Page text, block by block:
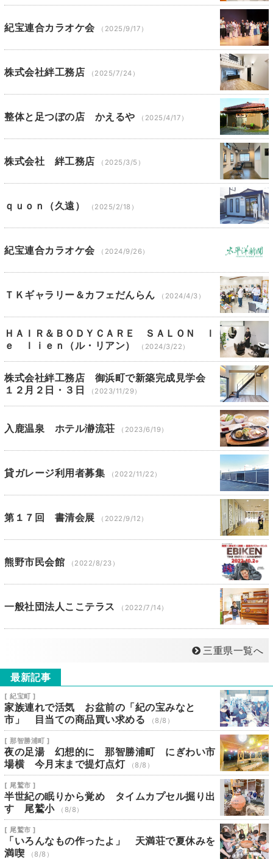
紀宝連合カラオケ会 （2025/9/17）
株式会社絆工務店 （2025/7/24）
整体と足つぼの店 かえるや （2025/4/17）
株式会社 絆工務店 （2025/3/5）
ｑｕｏｎ（久遠） （2025/2/18）
紀宝連合カラオケ会 （2024/9/26）
ＴＫギャラリー＆カフェだんらん （2024/4/3）
ＨＡＩＲ＆ＢＯＤＹＣＡＲＥ ＳＡＬＯＮ ｌ
ｅ ｌｉｅｎ（ル・リアン）
（2024/3/22）
株式会社絆工務店 御浜町で新築完成見学会
１２月２日・３日
（2023/11/29）
入鹿温泉 ホテル瀞流荘 （2023/6/19）
貸ガレージ利用者募集 （2022/11/22）
第１７回 書清会展 （2022/9/12）
熊野市民会館 （2022/8/23）
一般社団法人ここテラス （2022/7/14）
三重県一覧へ
最新記事
[ 紀宝町 ]
家族連れで活気 お盆前の「紀の宝みなと
市」 目当ての商品買い求める
（8/8）
[ 那智勝浦町 ]
夜の足湯 幻想的に 那智勝浦町 にぎわい市
場横 今月末まで提灯点灯
（8/8）
[ 尾鷲市 ]
半世紀の眠りから覚め タイムカプセル掘り出
す 尾鷲小
（8/8）
[ 尾鷲市 ]
「いろんなもの作ったよ」 天満荘で夏休みを
満喫
（8/8）